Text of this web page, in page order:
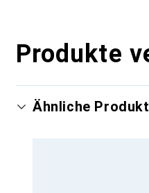
Produkte
Ähnliche